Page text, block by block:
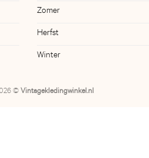
Zomer
Herfst
Winter
© Vintagekledingwinkel.nl